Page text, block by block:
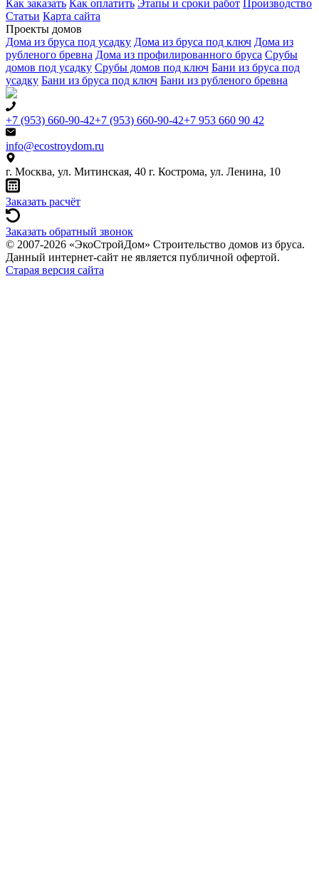
Как заказать Как оплатить Этапы и сроки работ
Производство
Статьи Карта сайта
Проекты домов
Дома из бруса под усадку Дома из бруса под ключ Дома из
рубленого бревна Дома из профилированного бруса Срубы
домов под усадку Срубы домов под ключ Бани из бруса под
усадку Бани из бруса под ключ Бани из рубленого бревна
+7 (953) 660-90-42+7 (953) 660-90-42+7 953 660 90 42
info@ecostroydom.ru
г. Москва, ул. Митинская, 40 г. Кострома, ул. Ленина, 10
Заказать расчёт
Заказать обратный звонок
© 2007-2026 «ЭкоСтройДом» Строительство домов из бруса.
Данный интернет-сайт не является публичной офертой.
Старая версия сайта